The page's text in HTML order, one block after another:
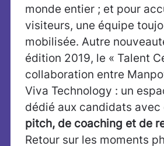
monde entier ; et pour
visiteurs, une équipe
mobilisée. Autre
édition 2019, le « Talent
collaboration entre
Viva Technology : un
dédié aux candidats avec
pitch, de coaching et de
Retour sur les moments